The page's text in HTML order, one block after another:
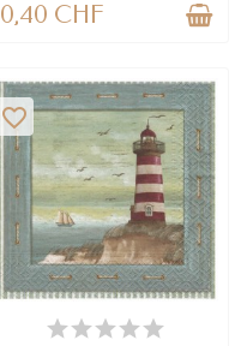
0,40 CHF
EN STOCK
favorite_border